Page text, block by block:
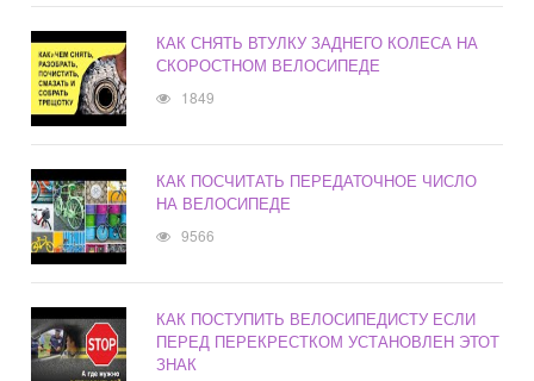
КАК СНЯТЬ ВТУЛКУ ЗАДНЕГО КОЛЕСА НА
СКОРОСТНОМ ВЕЛОСИПЕДЕ
1849
КАК ПОСЧИТАТЬ ПЕРЕДАТОЧНОЕ ЧИСЛО
НА ВЕЛОСИПЕДЕ
9566
КАК ПОСТУПИТЬ ВЕЛОСИПЕДИСТУ ЕСЛИ
ПЕРЕД ПЕРЕКРЕСТКОМ УСТАНОВЛЕН ЭТОТ
ЗНАК